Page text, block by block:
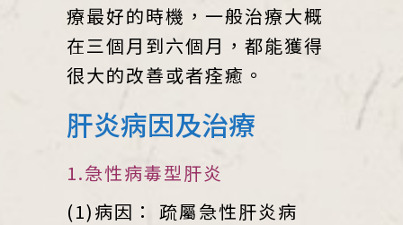
療最好的時機，一般治療大概
在三個月到六個月，都能獲得
很大的改善或者痊癒。
肝炎病因及治療
1.急性病毒型肝炎
(1)病因： 疏屬急性肝炎病